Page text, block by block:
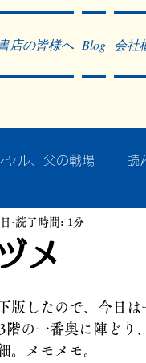
店の皆様へ Blog 会社
ャル、父の戦場 読
太平洋戦争
メ
読了時間: 1分
版したので、今日
階の一番奥に陣ど
。メモメモ。